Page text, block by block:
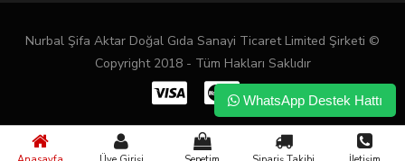
Nurbal Şifa Aktar Doğal Gıda Sanayi Ticaret Limited Şirketi ©
Copyright 2018 - Tüm Hakları Saklıdır
WhatsApp Destek Hattı